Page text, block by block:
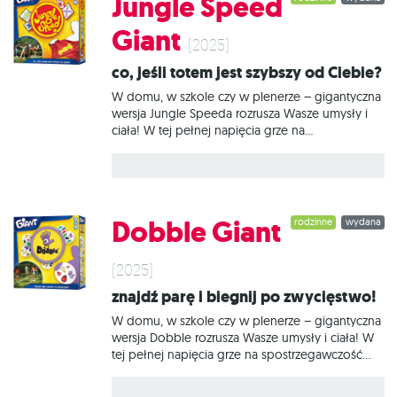
hodowcach bydła. Podczas rozgrywek wcielamy
się w XIX-wiecznych ranczerów, którzy będą
pędzili swoje najlepsze zwierzęta do El Paso, aby
zarabiać pieniądze i zdobywać punkty
zwycięstwa. Uwaga! Kupując grę Great Western
Trail: El Paso
Giant (2025)
Co, jeśli totem jest szybszy od Ciebie?
W domu, w szkole czy w plenerze – gigantyczna
wersja Jungle Speeda rozrusza Wasze umysły i
ciała! W tej pełnej napięcia grze na
żywy i sam chętnie sięgnie po zwycięstwo!
Jungle Speed Giant to zupełnie nowa odsłona
umysłowe wyzwania i ruch. Opakowanie skrywa
między innymi 28 wielkich kart, a zasady zostały
zmodyfikowane w oparciu o przeciwstawne role
i wzbogacone o dodatkowe elementy ruchowe.
Na
wydana
rodzinne
Dobble Giant
(2025)
Znajdź parę i biegnij po zwycięstwo!
W domu, w szkole czy w plenerze – gigantyczna
wersja Dobble rozrusza Wasze umysły i ciała! W
tej pełnej napięcia grze na spostrzegawczość